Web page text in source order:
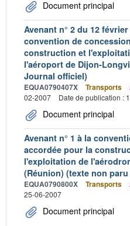
Document principal
Avenant n° 2 du 12
convention de
construction et
l'aéroport de Dijon-
Journal officiel)
EQUA0790407X Transports
02-2007
Date de publication :
Document principal
Avenant n° 1 à la
accordée pour la
l'exploitation de
(Réunion) (texte non
EQUA0790800X Transports
25-06-2007
Document principal